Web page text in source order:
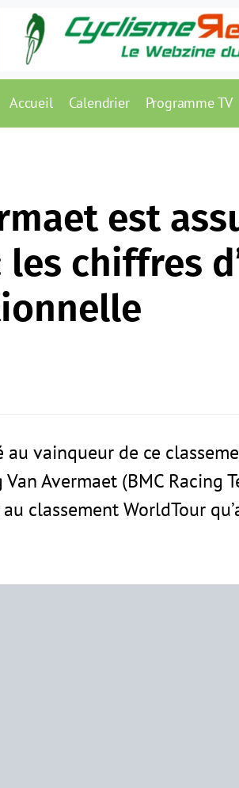
Accueil Calendrier Programme TV
est
chiffres
vainqueur de ce
Avermaet (BMC Racing
classement WorldTour